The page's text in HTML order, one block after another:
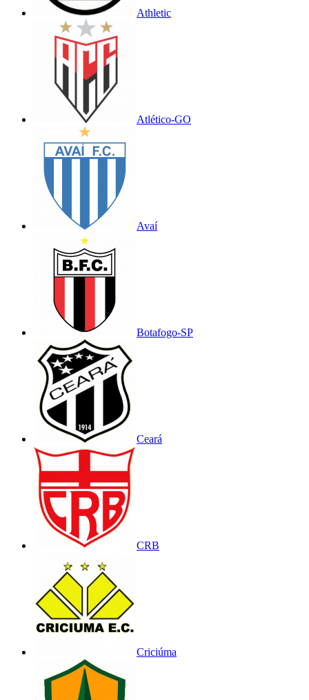
Athletic
Atlético-GO
Avaí
Botafogo-SP
Ceará
CRB
Criciúma